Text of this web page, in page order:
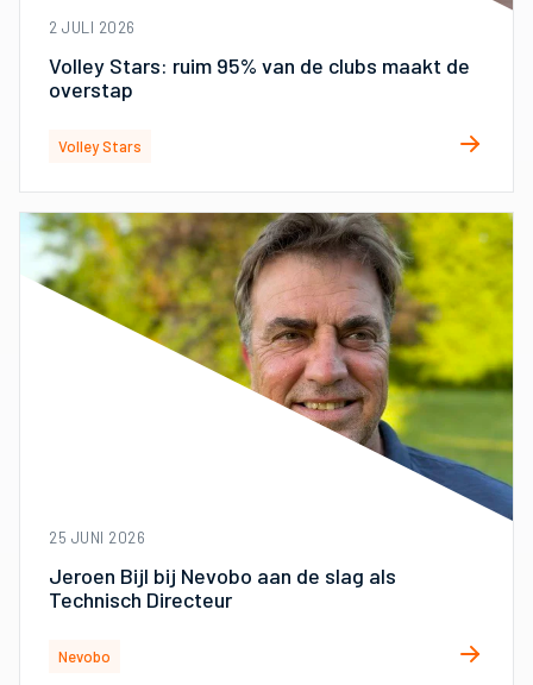
2 JULI 2026
Volley Stars: ruim 95% van de clubs maakt de
overstap
Volley Stars
25 JUNI 2026
Jeroen Bijl bij Nevobo aan de slag als
Technisch Directeur
Nevobo